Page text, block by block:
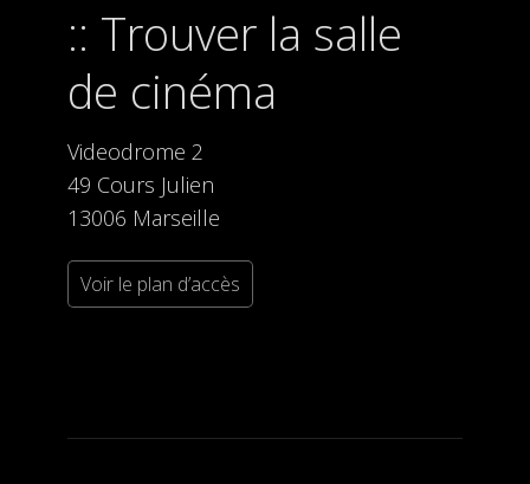
Trouver la salle
de cinéma
Videodrome 2
49 Cours Julien
13006 Marseille
Voir le plan d’accès